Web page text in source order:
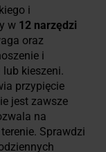
i
w 12 narzędzi
oraz
i
kieszeni.
przypięcie
jest zawsze
na
Sprawdzi